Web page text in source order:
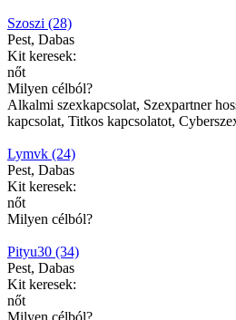
Szoszi (28)
Pest, Dabas
Kit keresek:
nőt
Milyen célból?
Alkalmi szexkapcsolat, Szexpartner
kapcsolat, Titkos kapcsolatot,
Lymvk (24)
Pest, Dabas
Kit keresek:
nőt
Milyen célból?
Pityu30 (34)
Pest, Dabas
Kit keresek:
nőt